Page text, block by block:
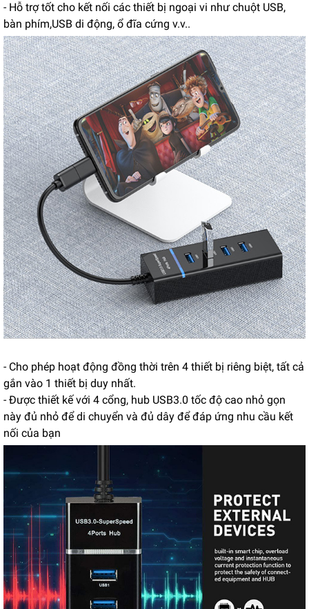
- Hỗ trợ tốt cho kết nối các thiết bị ngoại vi như chuột USB,
bàn phím,USB di động, ổ đĩa cứng v.v..
- Cho phép hoạt động đồng thời trên 4 thiết bị riêng biệt, tất cả
gắn vào 1 thiết bị duy nhất.
- Được thiết kế với 4 cổng, hub USB3.0 tốc độ cao nhỏ gọn
này đủ nhỏ để di chuyển và đủ dây để đáp ứng nhu cầu kết
nối của bạn